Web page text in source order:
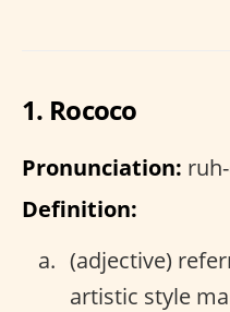
1. Rococo
Pronunciation:
Definition:
(adjective)
artistic style